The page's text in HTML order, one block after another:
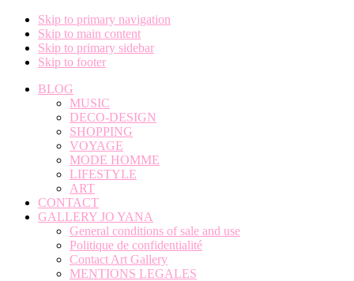
Skip to primary navigation
Skip to main content
Skip to primary sidebar
Skip to footer
BLOG
MUSIC
DECO-DESIGN
SHOPPING
VOYAGE
MODE HOMME
LIFESTYLE
ART
CONTACT
GALLERY JO YANA
General conditions of sale and use
Politique de confidentialité
Contact Art Gallery
MENTIONS LEGALES